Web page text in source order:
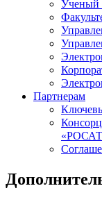
Ученый
Партнерам